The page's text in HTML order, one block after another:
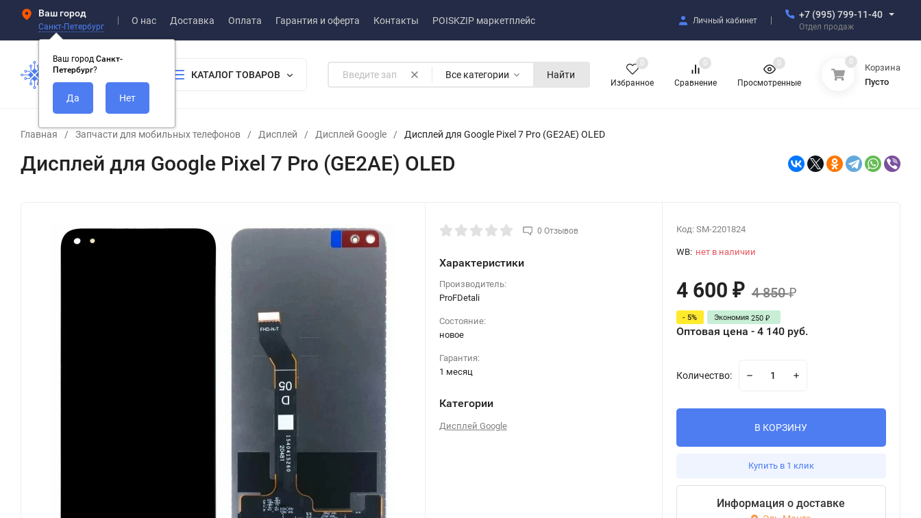
Ваш город
Санкт-Петербург
Ваш город Санкт-
Петербург?
О нас Доставка Оплата Гарантия и оферта Контакты POISKZIP маркетплейс Личный кабинет
+7 (995) 799-11-40
Отдел продаж
КАТАЛОГ ТОВАРОВ Все категории Найти
Избранное
0
Сравнение
0
Просмотренные
0 0
Корзина
Пусто
Главная / Запчасти для мобильных телефонов / Дисплей / Дисплей Google / Дисплей для Google Pixel 7 Pro (GE2AE) OLED
Дисплей для Google Pixel 7 Pro (GE2AE) OLED
0 Отзывов
Характеристики
Производитель:
ProFDetali
Состояние:
новое
Гарантия:
1 месяц
Категории
Дисплей Google
Код: SM-2201824
WB: нет в наличии
4 600 ₽ 4 850₽
- 5% Экономия 250 ₽
Оптовая цена - 4 140 руб.
Количество:
В КОРЗИНУ
Купить в 1 клик
Информация о доставке